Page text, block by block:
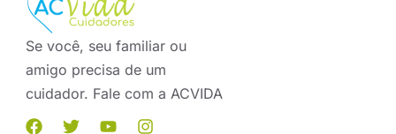
Se você, seu familiar ou
amigo precisa de um
cuidador. Fale com a ACVIDA